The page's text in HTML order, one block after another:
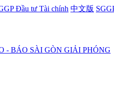
Đầu tư Tài chính 中文版
- BÁO SÀI GÒN GIẢI PHÓNG